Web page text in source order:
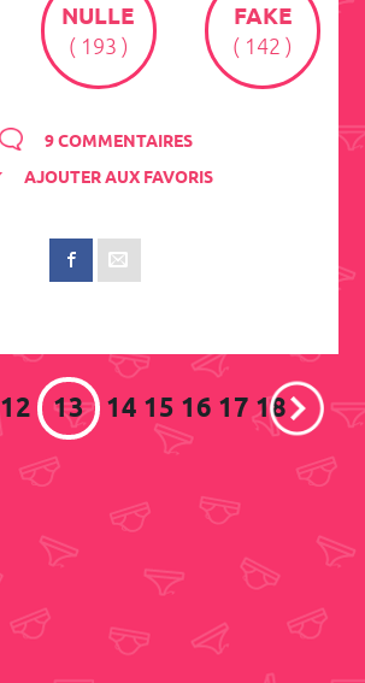
NULLE
( 193 )
FAKE
( 142 )
9 COMMENTAIRES
AJOUTER AUX FAVORIS
12 13 14 15 16 1718